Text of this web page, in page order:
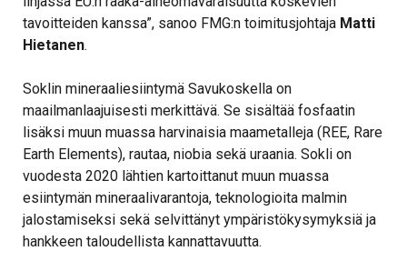
tavoitteiden kanssa”, sanoo FMG:n toimitusjohtaja Matti
Hietanen.
Soklin mineraaliesiintymä Savukoskella on
maailmanlaajuisesti merkittävä. Se sisältää fosfaatin
lisäksi muun muassa harvinaisia maametalleja (REE, Rare
Earth Elements), rautaa, niobia sekä uraania. Sokli on
vuodesta 2020 lähtien kartoittanut muun muassa
esiintymän mineraalivarantoja, teknologioita malmin
jalostamiseksi sekä selvittänyt ympäristökysymyksiä ja
hankkeen taloudellista kannattavuutta.